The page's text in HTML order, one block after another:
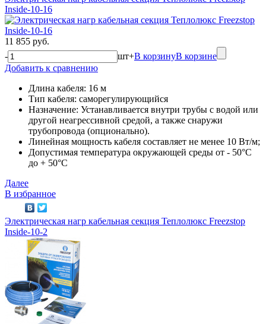
Inside-10-16
11 855 руб.
-
шт+В корзинуВ корзине
Добавить к сравнению
Длина кабеля: 16 м
Тип кабеля: саморегулирующийся
Назначение: Устанавливается внутри трубы с водой или
другой неагрессивной средой, а также снаружи
трубопровода (опционально).
Линейная мощность кабеля составляет не менее 10 Вт/м;
Допустимая температура окружающей среды от - 50°C
до + 50°C
Далее
В избранное
Электрическая нагр кабельная секция Теплолюкс Freezstop
Inside-10-2